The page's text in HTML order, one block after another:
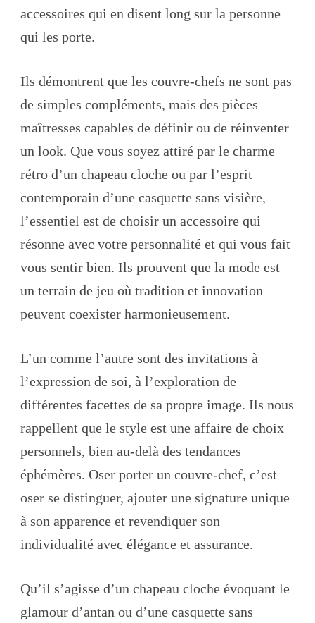
accessoires qui en disent long sur la personne
qui les porte.
Ils démontrent que les couvre-chefs ne sont pas
de simples compléments, mais des pièces
maîtresses capables de définir ou de réinventer
un look. Que vous soyez attiré par le charme
rétro d’un chapeau cloche ou par l’esprit
contemporain d’une casquette sans visière,
l’essentiel est de choisir un accessoire qui
résonne avec votre personnalité et qui vous fait
vous sentir bien. Ils prouvent que la mode est
un terrain de jeu où tradition et innovation
peuvent coexister harmonieusement.
L’un comme l’autre sont des invitations à
l’expression de soi, à l’exploration de
différentes facettes de sa propre image. Ils nous
rappellent que le style est une affaire de choix
personnels, bien au-delà des tendances
éphémères. Oser porter un couvre-chef, c’est
oser se distinguer, ajouter une signature unique
à son apparence et revendiquer son
individualité avec élégance et assurance.
Qu’il s’agisse d’un chapeau cloche évoquant le
glamour d’antan ou d’une casquette sans